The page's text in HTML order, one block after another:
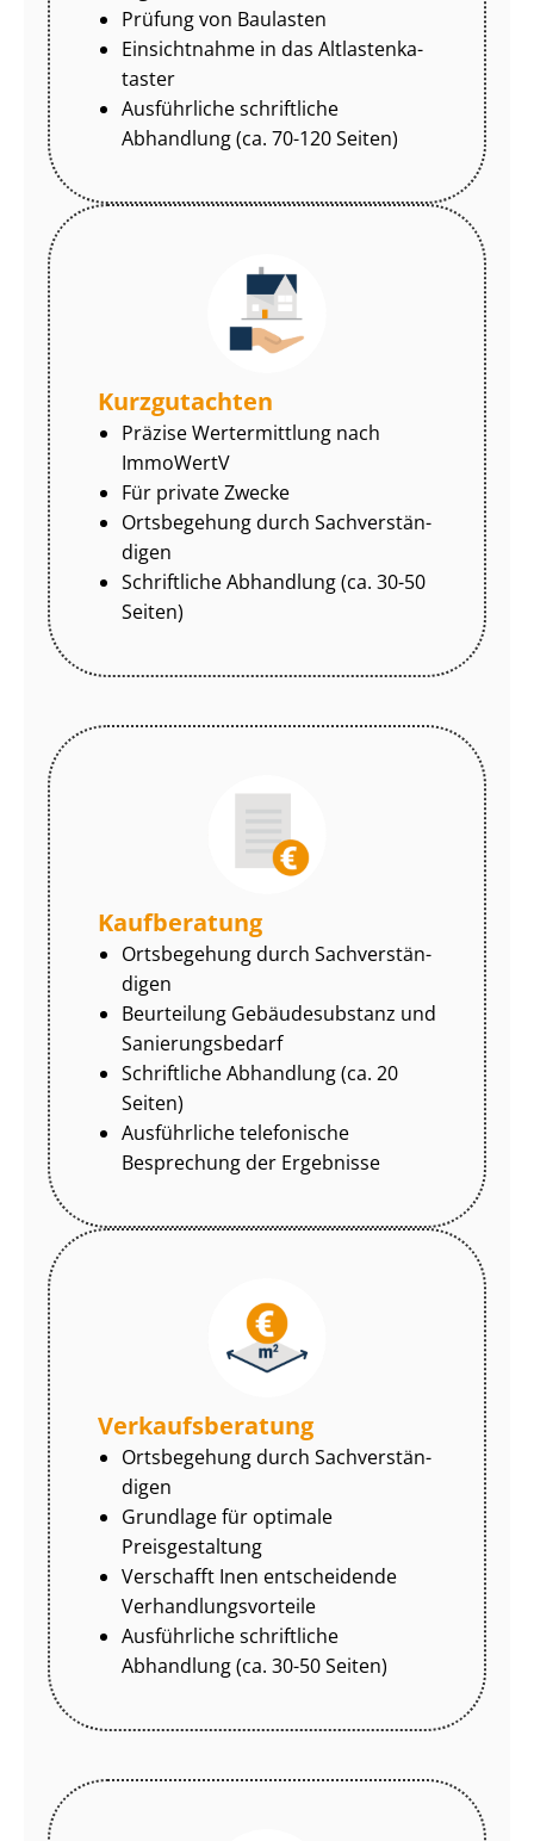
Prüfung von Baulasten
Einsichtnahme in das Alt­las­ten­ka­
tas­ter
Ausführliche schriftliche
Abhandlung (ca. 70-120 Seiten)
Kurzgutachten
Präzise Wertermittlung nach
ImmoWertV
Für private Zwecke
Ortsbegehung durch Sach­ver­stän­
di­gen
Schriftliche Abhandlung (ca. 30-50
Seiten)
Kaufberatung
Ortsbegehung durch Sach­ver­stän­
di­gen
Beurteilung Gebäudesubstanz und
Sa­nie­rungs­be­darf
Schriftliche Abhandlung (ca. 20
Seiten)
Ausführliche telefonische
Besprechung der Ergebnisse
Ver­kaufs­be­ra­tung
Ortsbegehung durch Sach­ver­stän­
di­gen
Grundlage für optimale
Preisgestaltung
Verschafft Inen entscheidende
Ver­hand­lungs­vor­tei­le
Ausführliche schriftliche
Abhandlung (ca. 30-50 Seiten)